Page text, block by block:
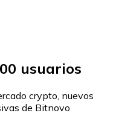
usuarios
crypto, nuevos
de Bitnovo